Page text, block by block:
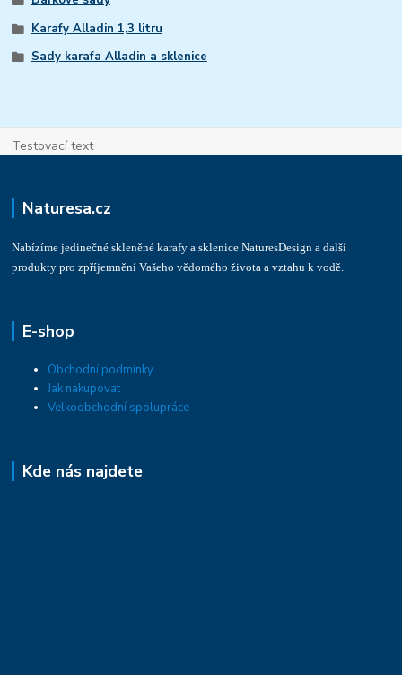
Karafy Alladin 1,3 litru
Sady karafa Alladin a sklenice
Testovací text
Naturesa.cz
Nabízíme jedinečné skleněné karafy a sklenice NaturesDesign a další
produkty pro zpříjemnění Vašeho vědomého života a vztahu k vodě.
E-shop
Obchodní podmínky
Jak nakupovat
Velkoobchodní spolupráce
Kde nás najdete